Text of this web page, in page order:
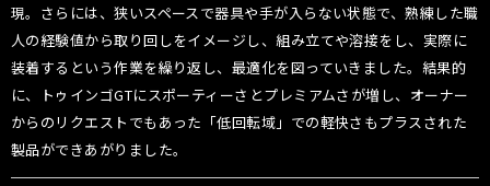
現。さらには、狭いスペースで器具や手が入らない状態で、熟練した職
人の経験値から取り回しをイメージし、組み立てや溶接をし、実際に
装着するという作業を繰り返し、最適化を図っていきました。結果的
に、トゥインゴGTにスポーティーさとプレミアムさが増し、オーナー
からのリクエストでもあった「低回転域」での軽快さもプラスされた
製品ができあがりました。